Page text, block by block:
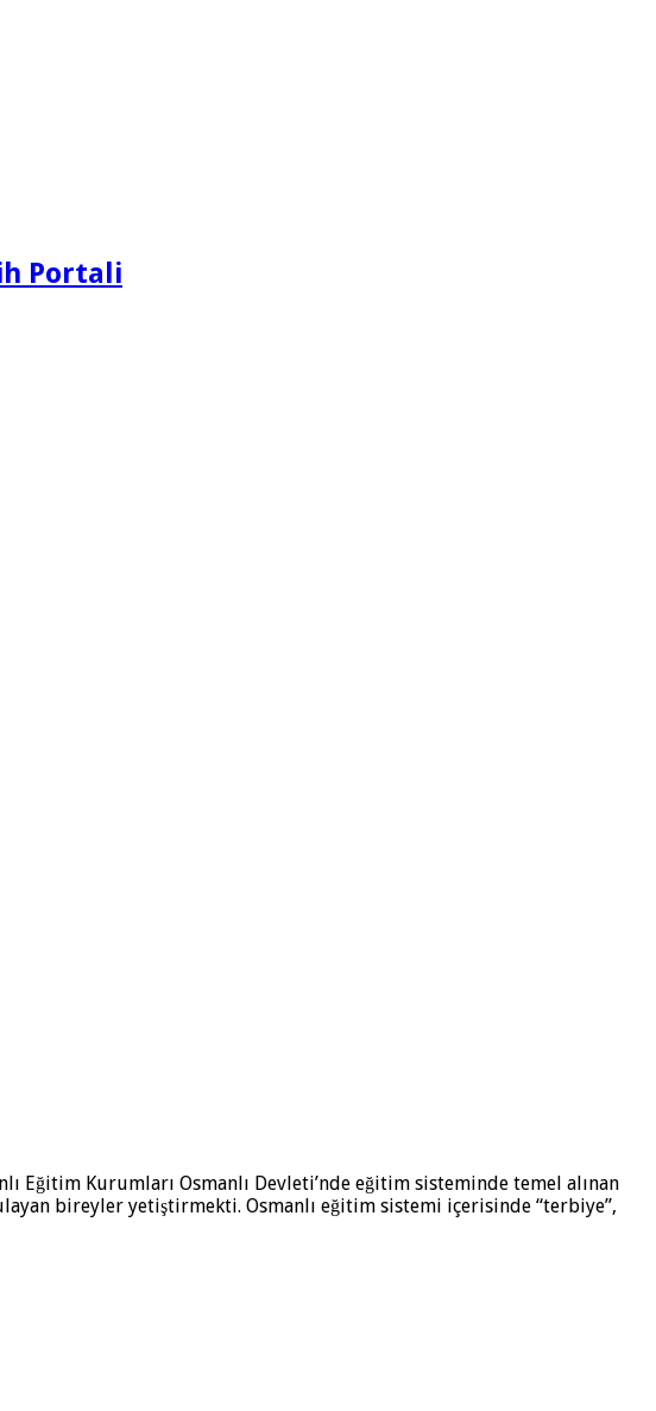
Portali
Eğitim Kurumları Osmanlı Devleti’nde eğitim sisteminde temel alınan
bireyler yetiştirmekti. Osmanlı eğitim sistemi içerisinde “terbiye”,